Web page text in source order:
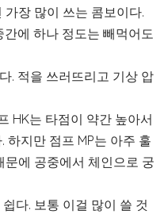
장 많이 쓰는 콤보이다.
에 하나 정도는 빼먹어도
. 적을 쓰러뜨리고 기상 압
HK는 타점이 약간 높아서
하지만 점프 MP는 아주 훌
에 공중에서 체인으로 궁
다. 보통 이걸 많이 쓸 것